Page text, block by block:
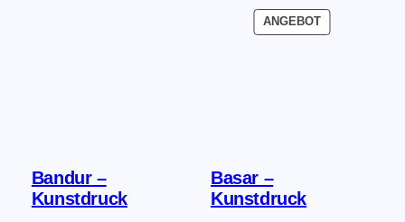
war:
25,00 €
ist:
20,00 €.
Bandur –
Kunstdruck
ANGEBOTPRODUKT
IM
Basar –
Kunstdruck